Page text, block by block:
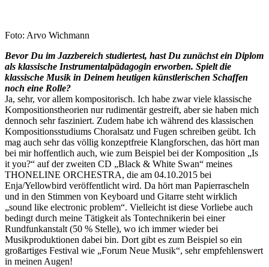
Foto: Arvo Wichmann
Bevor Du im Jazzbereich studiertest, hast Du zunächst ein Diplom
als klassische Instrumentalpädagogin erworben. Spielt die
klassische Musik in Deinem heutigen künstlerischen Schaffen
noch eine Rolle?
Ja, sehr, vor allem kompositorisch. Ich habe zwar viele klassische
Kompositionstheorien nur rudimentär gestreift, aber sie haben mich
dennoch sehr fasziniert. Zudem habe ich während des klassischen
Kompositionsstudiums Choralsatz und Fugen schreiben geübt. Ich
mag auch sehr das völlig konzeptfreie Klangforschen, das hört man
bei mir hoffentlich auch, wie zum Beispiel bei der Komposition „Is
it you?“ auf der zweiten CD „Black & White Swan“ meines
THONELINE ORCHESTRA, die am 04.10.2015 bei
Enja/Yellowbird veröffentlicht wird. Da hört man Papierrascheln
und in den Stimmen von Keyboard und Gitarre steht wirklich
„sound like electronic problem“. Vielleicht ist diese Vorliebe auch
bedingt durch meine Tätigkeit als Tontechnikerin bei einer
Rundfunkanstalt (50 % Stelle), wo ich immer wieder bei
Musikproduktionen dabei bin. Dort gibt es zum Beispiel so ein
großartiges Festival wie „Forum Neue Musik“, sehr empfehlenswert
in meinen Augen!